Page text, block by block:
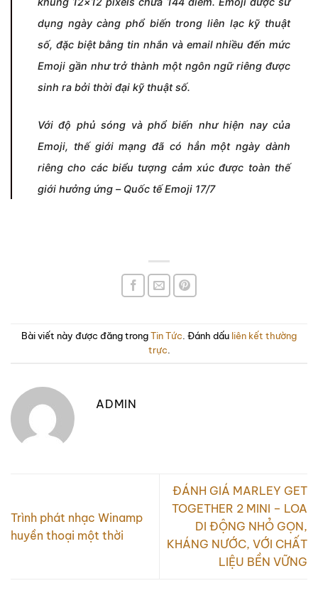
dụng ngày càng phổ biến trong liên lạc kỹ thuật
số, đặc biệt bằng tin nhắn và email nhiều đến mức
Emoji gần như trở thành một ngôn ngữ riêng được
sinh ra bởi thời đại kỹ thuật số.
Với độ phủ sóng và phổ biến như hiện nay của
Emoji, thế giới mạng đã có hẳn một ngày dành
riêng cho các biểu tượng cảm xúc được toàn thế
giới hưởng ứng – Quốc tế Emoji 17/7
Bài viết này được đăng trongTin Tức. Đánh dấu liên kết thường
trực.
ADMIN
Trình phát nhạc Winamp
huyền thoại một thời
ĐÁNH GIÁ MARLEY GET
TOGETHER 2 MINI – LOA
DI ĐỘNG NHỎ GỌN,
KHÁNG NƯỚC, VỚI CHẤT
LIỆU BỀN VỮNG